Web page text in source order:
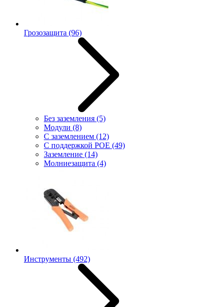
Грозозащита (96)
Без заземления (5)
Модули (8)
С заземлением (12)
С поддержкой POE (49)
Заземление (14)
Молниезащита (4)
Инструменты (492)